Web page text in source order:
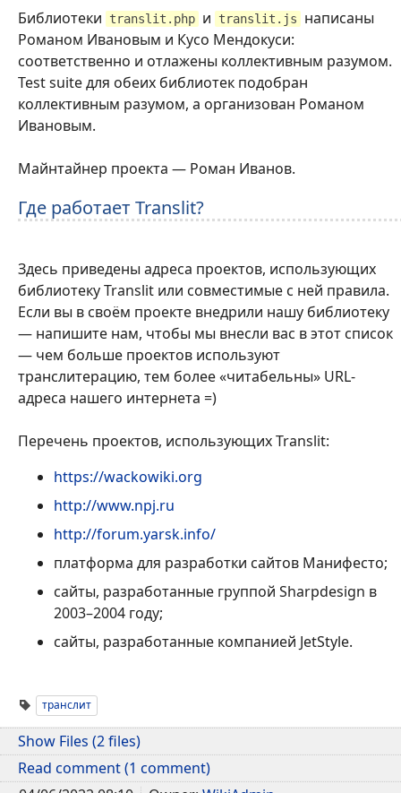
Библиотеки translit.php и translit.js
написаны
Романом Ивановым и Кусо Мендокуси:
соответственно и отлажены коллективным разумом.
Test suite для обеих библиотек подобран
коллективным разумом, а организован Романом
Ивановым.
Майнтайнер проекта — Роман Иванов.
Где работает Translit?
Здесь приведены адреса проектов, использующих
библиотеку Translit или совместимые с ней правила.
Если вы в своём проекте внедрили нашу библиотеку
— напишите нам, чтобы мы внесли вас в этот список
— чем больше проектов используют
транслитерацию, тем более «читабельны» URL-
адреса нашего интернета =)
Перечень проектов, использующих Translit:
https://wackowiki.org
http://www.npj.ru
http://forum.yarsk.info/
платформа для разработки сайтов Манифесто;
сайты, разработанные группой Sharpdesign в
2003–2004 году;
сайты, разработанные компанией JetStyle.
транслит
Show Files (2 files)
Read comment (1 comment)